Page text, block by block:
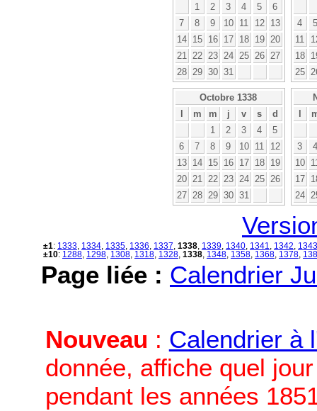
1
2 3 4 5
6
7
8 9 10 11 12
13
14
15 16 17 18 19
20
21
22 23 24 25 26
27
28
29 30 31
4
5
11
18
25
Octobre 1338
l
m m j v s
d
1
2 3 4
5
6
7 8 9 10 11
12
13
14 15 16 17 18
19
20
21 22 23 24 25
26
27
28 29 30 31
l
3
4
10
17
24
±1: 1333 1334 1335 1336 1337 1338 1339 1340 1341 1342
1343
±10: 1288 1298 1308 1318 1328 1338 1348 1358 1368 1378
Page liée : Calendrier
Nouveau : Calendrier à
donnée, affiche quel
pendant les années